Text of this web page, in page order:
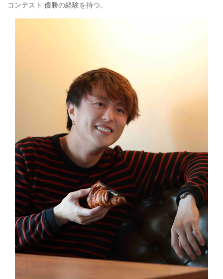
コンテスト 優勝の経験を持つ。